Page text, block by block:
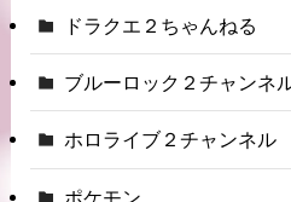
ドラクエ２ちゃんねる
ブルーロック２チャンネ
ホロライブ２チャンネル
ポケモン